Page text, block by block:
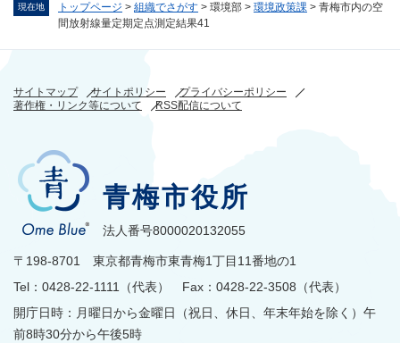
現在地 トップページ > 組織でさがす > 環境部 > 環境政策課 > 青梅市内の空
間放射線量定期定点測定結果41
サイトマップ サイトポリシー
プライバシーポリシー
著作権・リンク等について
RSS配信について
青梅市役所
法人番号8000020132055
〒198-8701 東京都青梅市東青梅1丁目11番地の1
Tel：0428-22-1111（代表） Fax：0428-22-3508（代表）
開庁日時：月曜日から金曜日（祝日、休日、年末年始を除く）午
前8時30分から午後5時